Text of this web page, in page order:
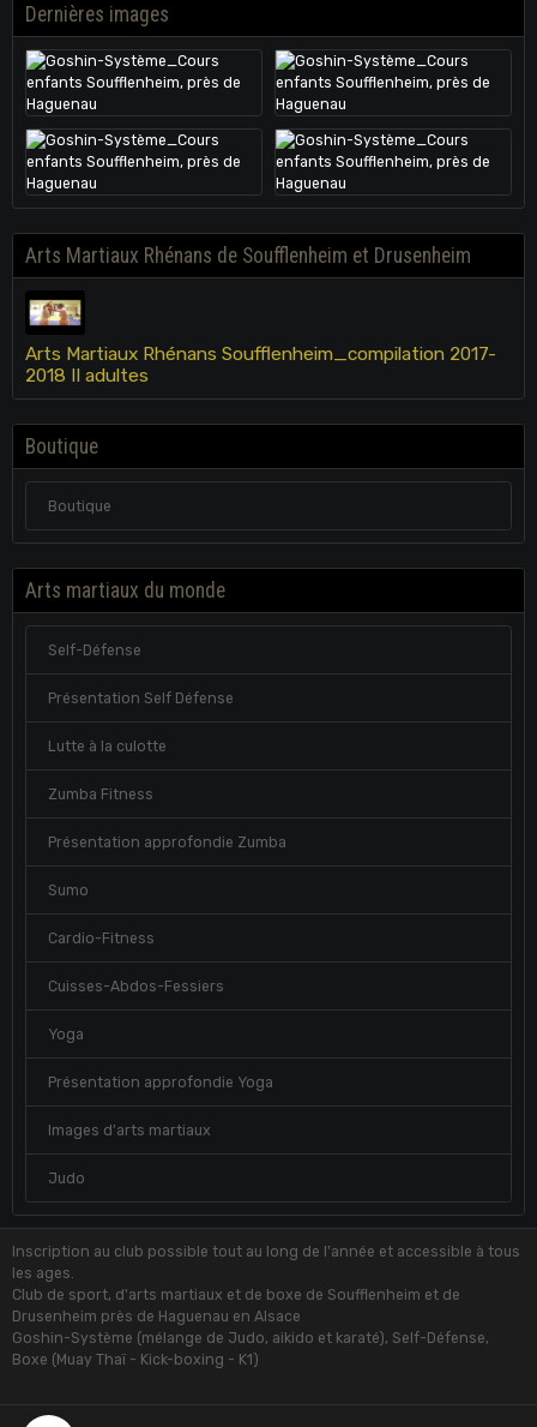
Dernières images
Arts Martiaux Rhénans de Soufflenheim et Drusenheim
Arts Martiaux Rhénans Soufflenheim_compilation 2017-
2018 II adultes
Boutique
Boutique
Arts martiaux du monde
Self-Défense
Présentation Self Défense
Lutte à la culotte
Zumba Fitness
Présentation approfondie Zumba
Sumo
Cardio-Fitness
Cuisses-Abdos-Fessiers
Yoga
Présentation approfondie Yoga
Images d'arts martiaux
Judo
Inscription au club possible tout au long de l'année et accessible à tous
les ages.
Club de sport, d'arts martiaux et de boxe de Soufflenheim et de
Drusenheim près de Haguenau en Alsace
Goshin-Système (mélange de Judo, aikido et karaté), Self-Défense,
Boxe (Muay Thaï - Kick-boxing - K1)